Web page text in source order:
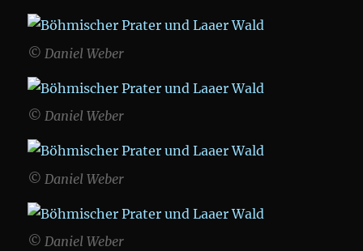
© Daniel Weber
© Daniel Weber
© Daniel Weber
© Daniel Weber